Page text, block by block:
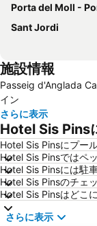
Porta del Moll -
Sant Jordi
施設情報
Passeig d'Anglada
イン
さらに表示
Hotel Sis Pins
Hotel Sis Pinsにプー
Hotel Sis Pinsではペ
Hotel Sis Pinsには駐
Hotel Sis Pinsのチェ
Hotel Sis Pinsはどこ
さらに表示